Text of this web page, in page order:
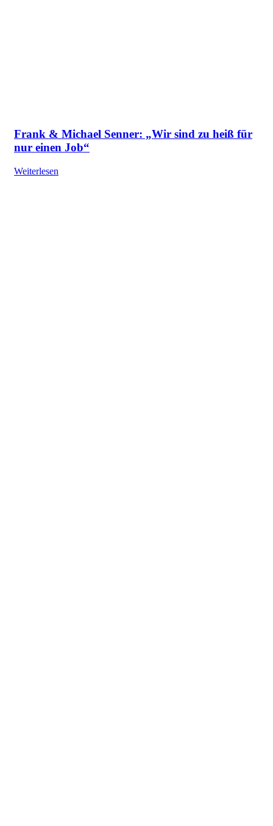
Frank & Michael Senner: „Wir sind zu heiß für
nur einen Job“
Weiterlesen